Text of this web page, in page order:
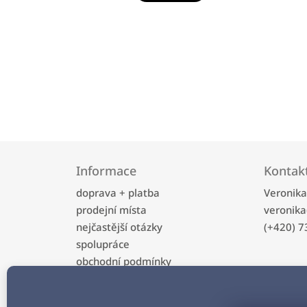
Informace
doprava + platba
prodejní místa
nejčastější otázky
spolupráce
obchodní podmínky
veronika
(+420)